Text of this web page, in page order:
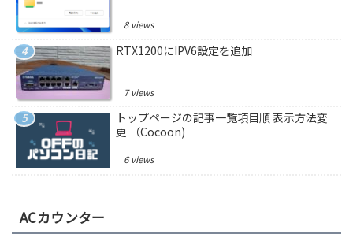
8 views
RTX1200にIPV6設定を追加
7 views
トップページの記事一覧項目順 表示方法変
更 （Cocoon)
6 views
ACカウンター